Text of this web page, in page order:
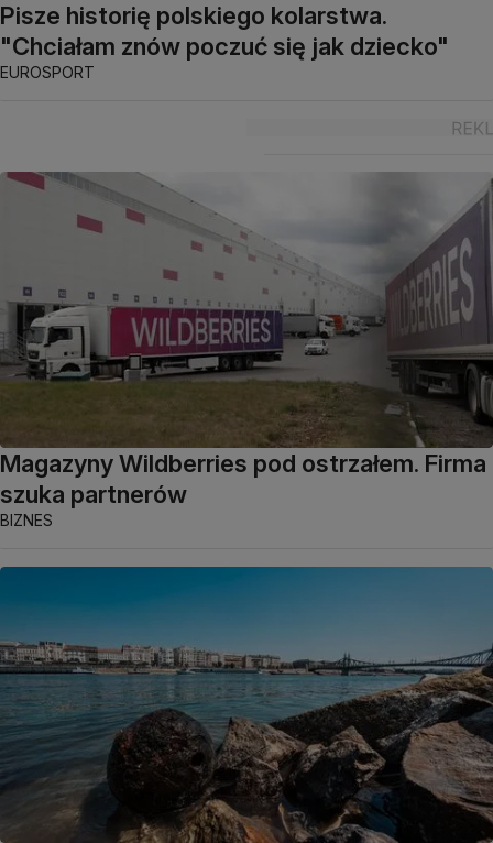
Pisze historię polskiego kolarstwa.
"Chciałam znów poczuć się jak dziecko"
EUROSPORT
Magazyny Wildberries pod ostrzałem. Firma
szuka partnerów
BIZNES